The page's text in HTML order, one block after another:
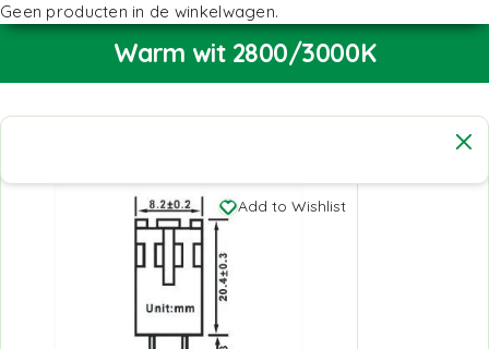
Geen producten in de winkelwagen.
Warm wit 2800/3000K
Add to Wishlist